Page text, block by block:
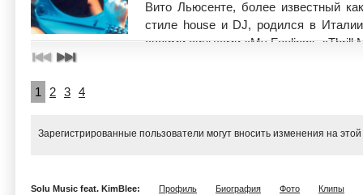
Вито Льюсенте, более известный
стиле house и DJ, родился в
своими синглами «My Feeling», «Thrill
1 2 3 4
Зарегистрированные пользователи могут вносить изменения на
Solu Music feat. KimBlee: Профиль Биография Фото Клипы